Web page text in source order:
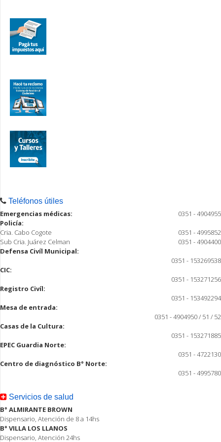
Teléfonos útiles
Emergencias médicas:
0351 - 4904955
Policía:
Cria. Cabo Cogote
0351 - 4995852
Sub Cria. Juárez Celman
0351 - 4904400
Defensa Civíl Municipal:
0351 - 153269538
CIC:
0351 - 153271256
Registro Civíl:
0351 - 153492294
Mesa de entrada:
0351 - 4904950 / 51 / 52
Casas de la Cultura:
0351 - 153271885
EPEC Guardia Norte:
0351 - 4722130
Centro de diagnóstico B° Norte:
0351 - 4995780
Servicios de salud
B° ALMIRANTE BROWN
Dispensario, Atención de 8 a 14hs
B° VILLA LOS LLANOS
Dispensario, Atención 24hs